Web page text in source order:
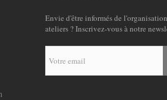
Envie d'être informés de
ateliers ? Inscrivez-vous à notre